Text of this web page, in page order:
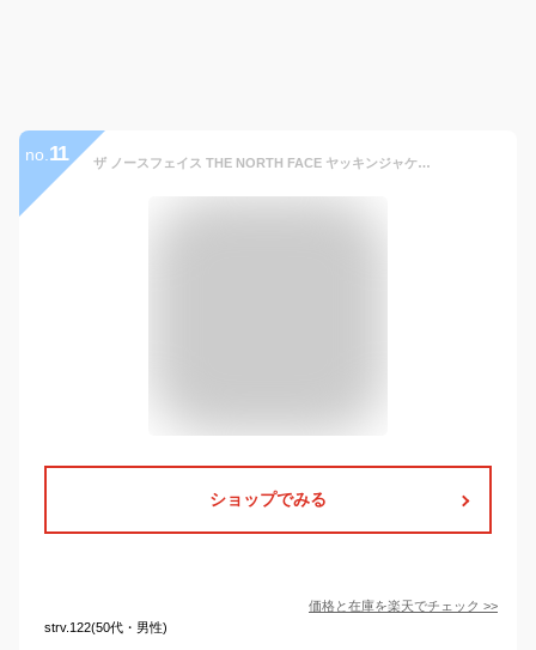
no. 11 ザ ノースフェイス THE NORTH FACE ヤッキンジャケット アウター キャンプ アウトドア 冬 防寒 撥水 保温性 静電ケア設計 軽量 メンズ レディース 黒 ケルプタン ニュートープ NY82232【サステナブル素材】
ショップでみる
価格と在庫を楽天でチェック >>
strv.122(50代・男性)